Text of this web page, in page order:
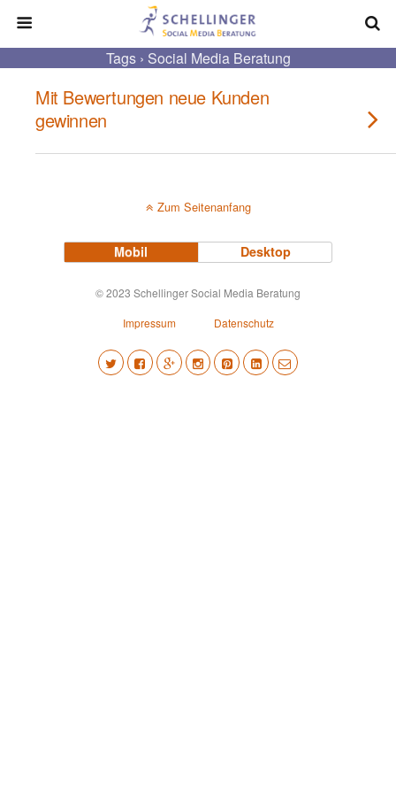
Tags › Social Media Beratung
Mit Bewertungen neue Kunden
gewinnen
Zum Seitenanfang
Mobil Desktop
© 2023 Schellinger Social Media Beratung
Impressum
Datenschutz